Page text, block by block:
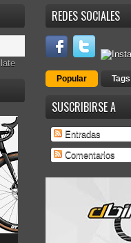
REDES SOCIALES
Popular Tags
SUSCRIBIRSE A
Entradas
Comentarios